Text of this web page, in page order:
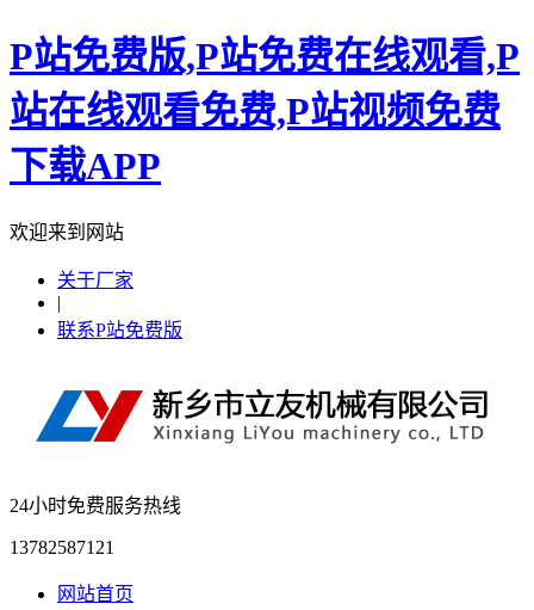
P站免费版,P站免费在线观看,P
站在线观看免费,P站视频免费
下载APP
欢迎来到网站
关于厂家
|
联系P站免费版
24小时免费服务热线
13782587121
网站首页